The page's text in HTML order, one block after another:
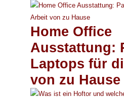
Home Office
Ausstattung:
Laptops für
von zu Hause